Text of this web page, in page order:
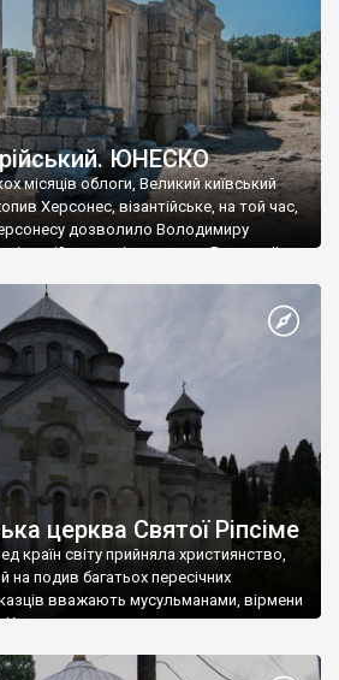
ЮНЕСКО
місяців облоги, Великий київський
Херсонес, візантійське, на той час,
дозволило Володимиру
імператору Василю ІІ, та
язичник, став Василем-християнином.
Русі. На честь Херсонесу Таврійського
церква Святої Ріпсіме
країн світу прийняла християнство,
на подив багатьох пересічних
вважають мусульманами, вірмени
Христа